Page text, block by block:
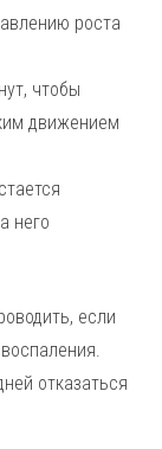
роста
чтобы
движением
него
если
отказаться